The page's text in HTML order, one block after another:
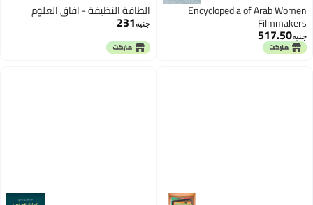
Encyclopedia of Arab Women
Filmmakers
جنيه517.50
الطاقة النظيفة - افاق العلوم
جنيه231